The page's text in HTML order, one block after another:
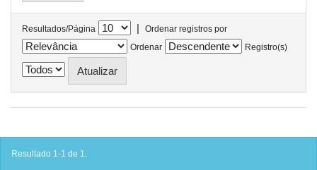
Resultados/Página |
Ordenar registros por
Ordenar
Registro(s)
Resultado 1-1 de 1.